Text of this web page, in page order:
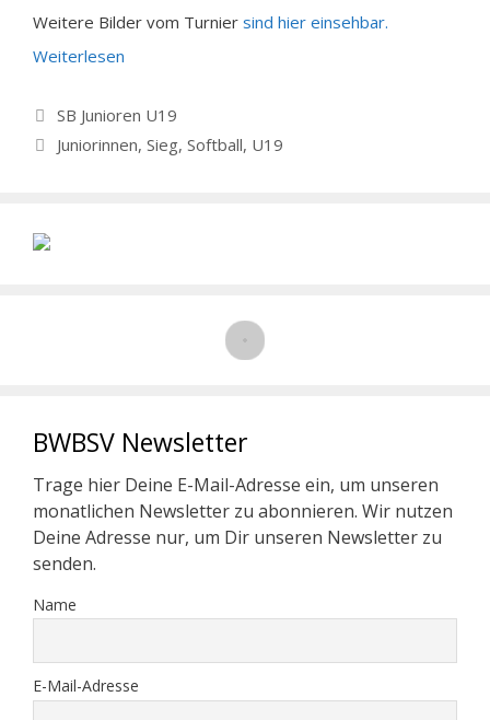
Weitere Bilder vom Turnier sind hier einsehbar.
Weiterlesen
Kategorien
SB Junioren U19
Schlagwörter
Juniorinnen, Sieg, Softball, U19
BWBSV Newsletter
Trage hier Deine E-Mail-Adresse ein, um unseren
monatlichen Newsletter zu abonnieren. Wir nutzen
Deine Adresse nur, um Dir unseren Newsletter zu
senden.
Name
E-Mail-Adresse